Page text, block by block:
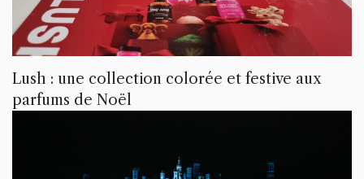
Lush : une collection colorée et festive aux
parfums de Noël